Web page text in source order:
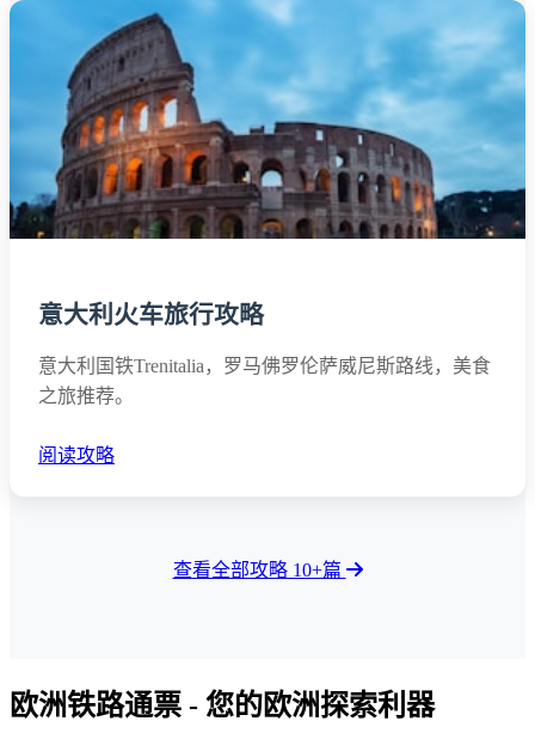
意大利火车旅行攻略
意大利国铁Trenitalia，罗马佛罗伦萨威尼斯路线，美食
之旅推荐。
阅读攻略
查看全部攻略 10+篇
欧洲铁路通票 - 您的欧洲探索利器